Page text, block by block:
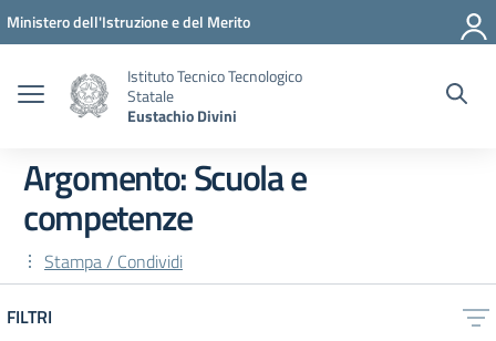
Vai ai contenuti
Vai al menu di navigazione
Vai al footer
Ministero dell'Istruzione e del Merito
Istituto Tecnico Tecnologico
Statale
Eustachio Divini
Argomento: Scuola e
competenze
Stampa / Condividi
FILTRI